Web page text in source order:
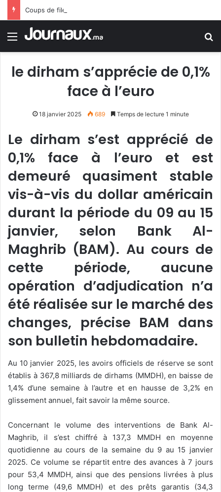
Menu
le dirham s’apprécie de 0,1%
face à l’euro
18 janvier 2025 689 Temps de lecture 1 minute
Le dirham s’est apprécié de
0,1% face à l’euro et est
demeuré quasiment stable
vis-à-vis du dollar américain
durant la période du 09 au 15
janvier, selon Bank Al-
Maghrib (BAM). Au cours de
cette période, aucune
opération d’adjudication n’a
été réalisée sur le marché des
changes, précise BAM dans
son bulletin hebdomadaire.
Au 10 janvier 2025, les avoirs officiels de réserve se sont
établis à 367,8 milliards de dirhams (MMDH), en baisse de
1,4% d’une semaine à l’autre et en hausse de 3,2% en
glissement annuel, fait savoir la même source.
Concernant le volume des interventions de Bank Al-
Maghrib, il s’est chiffré à 137,3 MMDH en moyenne
quotidienne au cours de la semaine du 9 au 15 janvier
2025. Ce volume se répartit entre des avances à 7 jours
pour 53,4 MMDH, ainsi que des pensions livrées à plus
long terme (49,6 MMDH) et des prêts garantis (34,3